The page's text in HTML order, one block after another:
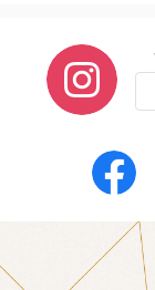
お酒
※20歳未満の方へ